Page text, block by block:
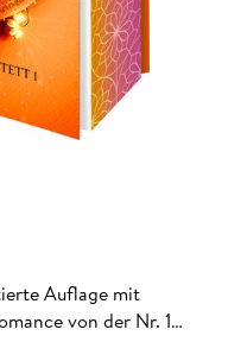
Auflage mit
von der Nr. 1